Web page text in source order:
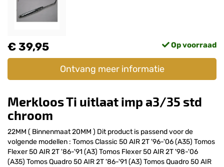
€ 39,95 Op voorraad
Ontvang meer informatie
Merkloos Ti uitlaat imp a3/35 std
chroom
22MM ( Binnenmaat 20MM ) Dit product is passend voor de
volgende modellen : Tomos Classic 50 AIR 2T '96-'06 (A35) Tomos
Flexer 50 AIR 2T '86-'91 (A3) Tomos Flexer 50 AIR 2T '98-'06
(A35) Tomos Quadro 50 AIR 2T '86-'91 (A3) Tomos Quadro 50 AIR